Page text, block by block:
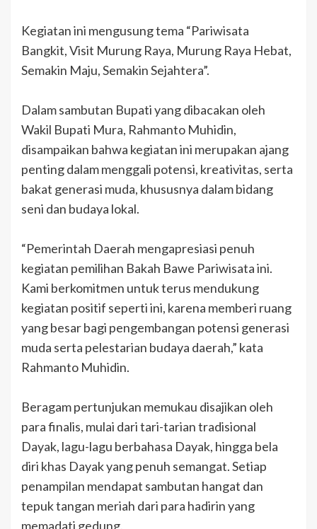
Kegiatan ini mengusung tema “Pariwisata
Bangkit, Visit Murung Raya, Murung Raya Hebat,
Semakin Maju, Semakin Sejahtera”.
Dalam sambutan Bupati yang dibacakan oleh
Wakil Bupati Mura, Rahmanto Muhidin,
disampaikan bahwa kegiatan ini merupakan ajang
penting dalam menggali potensi, kreativitas, serta
bakat generasi muda, khususnya dalam bidang
seni dan budaya lokal.
“Pemerintah Daerah mengapresiasi penuh
kegiatan pemilihan Bakah Bawe Pariwisata ini.
Kami berkomitmen untuk terus mendukung
kegiatan positif seperti ini, karena memberi ruang
yang besar bagi pengembangan potensi generasi
muda serta pelestarian budaya daerah,” kata
Rahmanto Muhidin.
Beragam pertunjukan memukau disajikan oleh
para finalis, mulai dari tari-tarian tradisional
Dayak, lagu-lagu berbahasa Dayak, hingga bela
diri khas Dayak yang penuh semangat. Setiap
penampilan mendapat sambutan hangat dan
tepuk tangan meriah dari para hadirin yang
memadati gedung.